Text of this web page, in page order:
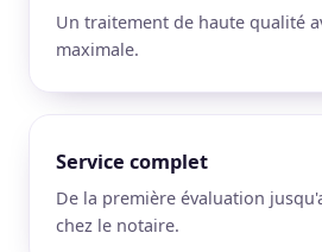
Un traitement de haute qualité
maximale.
Service complet
De la première évaluation
chez le notaire.